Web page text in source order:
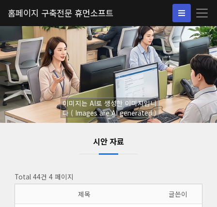
홈페이지 구축전문 휴먼소프트
이미지는 AI로 생성한 이미지입니
다 ( Images are AI generated )
시안 자료
Total 44건 4 페이지
제목
글쓴이